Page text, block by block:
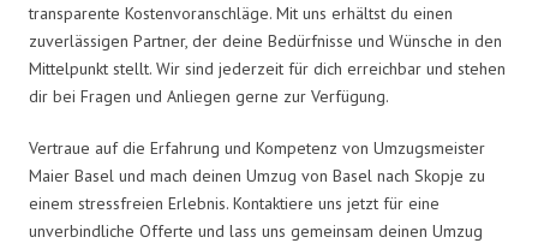
transparente Kostenvoranschläge. Mit uns erhältst du einen
zuverlässigen Partner, der deine Bedürfnisse und Wünsche in den
Mittelpunkt stellt. Wir sind jederzeit für dich erreichbar und stehen
dir bei Fragen und Anliegen gerne zur Verfügung.
Vertraue auf die Erfahrung und Kompetenz von Umzugsmeister
Maier Basel und mach deinen Umzug von Basel nach Skopje zu
einem stressfreien Erlebnis. Kontaktiere uns jetzt für eine
unverbindliche Offerte und lass uns gemeinsam deinen Umzug